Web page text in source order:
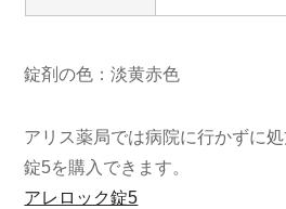
錠剤の色：淡黄赤色
アリス薬局では病院に行かずに
錠5を購入できます。
アレロック錠5